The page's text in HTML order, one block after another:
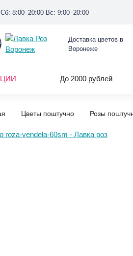
8:00–20:00 Вс: 9:00–20:00
Доставка цветов в
Воронеже
До 2000 рублей
Цветы поштучно Розы